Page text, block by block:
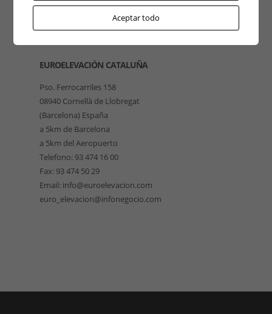
EUROELEVACIÓN CATALUÑA
Pso. Ferrocarriles 158
08940 Cornellà de Llobregat
(Barcelona) España
a 5km de Barcelona
a 5km del Aeropuerto
Telefono: 93 474 16 00
Fax: 93 474 50 29
Email: info@euroelevacion.com
euro_elevacion@infonegocio.com
Aceptar todo